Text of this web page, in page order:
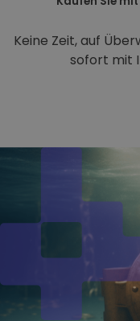
Keine Zeit, auf
sofort mit